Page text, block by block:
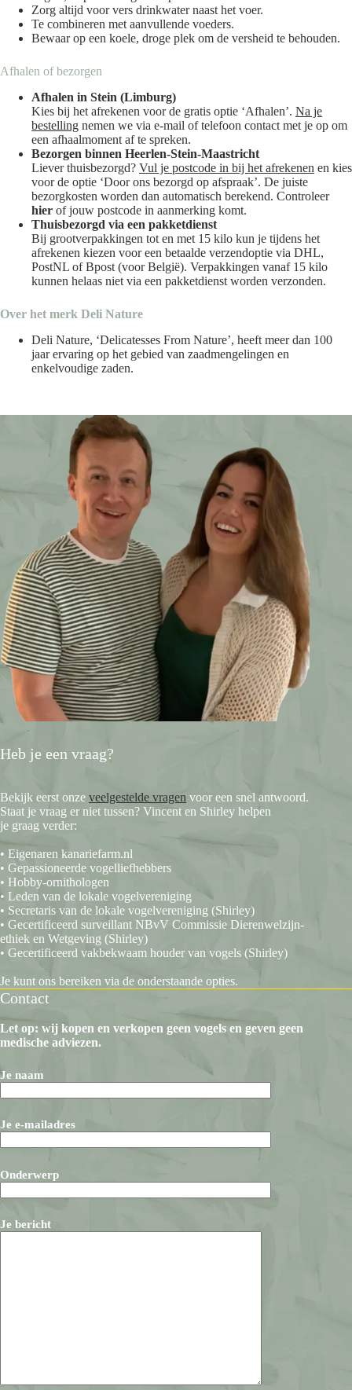
Zorg altijd voor vers drinkwater naast het voer.
Te combineren met aanvullende voeders.
Bewaar op een koele, droge plek om de versheid te behouden.
Afhalen of bezorgen
Afhalen in Stein (Limburg)
Kies bij het afrekenen voor de gratis optie ‘Afhalen’. Na je
bestelling nemen we via e-mail of telefoon contact met je op om
een afhaalmoment af te spreken.
Bezorgen binnen Heerlen-Stein-Maastricht
Liever thuisbezorgd? Vul je postcode in bij het afrekenen en kies
voor de optie ‘Door ons bezorgd op afspraak’. De juiste
bezorgkosten worden dan automatisch berekend. Controleer
hier of jouw postcode in aanmerking komt.
Thuisbezorgd via een pakketdienst
Bij grootverpakkingen tot en met 15 kilo kun je tijdens het
afrekenen kiezen voor een betaalde verzendoptie via DHL,
PostNL of Bpost (voor België). Verpakkingen vanaf 15 kilo
kunnen helaas niet via een pakketdienst worden verzonden.
Over het merk Deli Nature
Deli Nature, ‘Delicatesses From Nature’, heeft meer dan 100
jaar ervaring op het gebied van zaadmengelingen en
enkelvoudige zaden.
Heb je een vraag?
Bekijk eerst onze veelgestelde vragen voor een snel antwoord.
Staat je vraag er niet tussen? Vincent en Shirley helpen
je graag verder:
• Eigenaren kanariefarm.nl
• Gepassioneerde vogelliefhebbers
• Hobby-ornithologen
• Leden van de lokale vogelvereniging
• Secretaris van de lokale vogelvereniging (Shirley)
• Gecertificeerd surveillant NBvV Commissie Dierenwelzijn-
ethiek en Wetgeving (Shirley)
• Gecertificeerd vakbekwaam houder van vogels (Shirley)
Je kunt ons bereiken via de onderstaande opties.
Contact
Let op: wij kopen en verkopen geen vogels en geven geen
medische adviezen.
Je naam
Je e-mailadres
Onderwerp
Je bericht